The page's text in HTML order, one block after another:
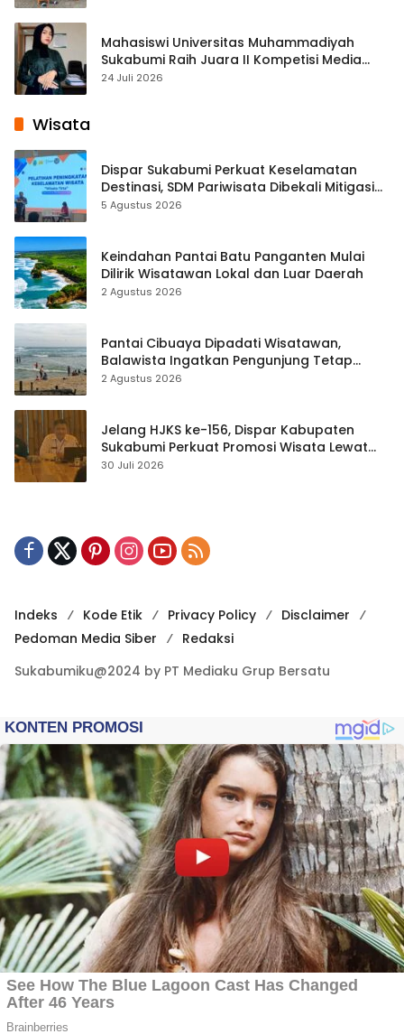
Mahasiswi Universitas Muhammadiyah
Sukabumi Raih Juara II Kompetisi Media
Pembelajaran Digital Tingkat Internasional
24 Juli 2026
Wisata
Dispar Sukabumi Perkuat Keselamatan
Destinasi, SDM Pariwisata Dibekali Mitigasi
hingga Teknik Evakuasi
5 Agustus 2026
Keindahan Pantai Batu Panganten Mulai
Dilirik Wisatawan Lokal dan Luar Daerah
2 Agustus 2026
Pantai Cibuaya Dipadati Wisatawan,
Balawista Ingatkan Pengunjung Tetap
Waspada
2 Agustus 2026
Jelang HJKS ke-156, Dispar Kabupaten
Sukabumi Perkuat Promosi Wisata Lewat
Publikasi Digital
30 Juli 2026
Indeks Kode Etik Privacy Policy
Disclaimer
Pedoman Media Siber
Redaksi
Sukabumiku@2024 by PT Mediaku Grup Bersatu